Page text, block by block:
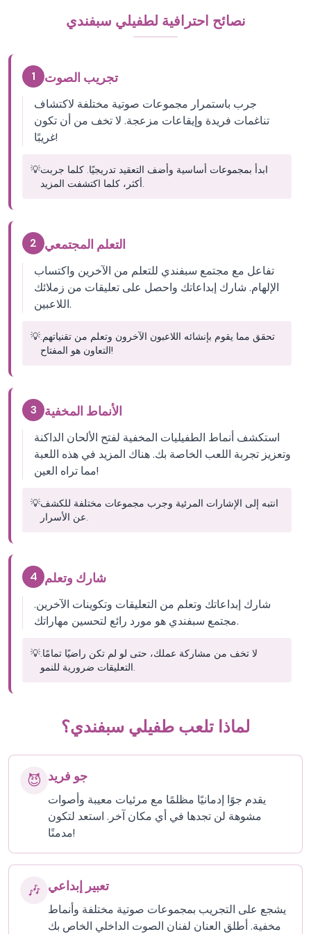
نصائح احترافية لطفيلي سبفندي
1 تجريب الصوت
جرب باستمرار مجموعات صوتية مختلفة لاكتشاف
تناغمات فريدة وإيقاعات مزعجة. لا تخف من أن تكون
غريبًا!
💡ابدأ بمجموعات أساسية وأضف التعقيد تدريجيًا. كلما جربت
أكثر، كلما اكتشفت المزيد.
2 التعلم المجتمعي
تفاعل مع مجتمع سبفندي للتعلم من الآخرين واكتساب
الإلهام. شارك إبداعاتك واحصل على تعليقات من زملائك
اللاعبين.
💡تحقق مما يقوم بإنشائه اللاعبون الآخرون وتعلم من تقنياتهم.
التعاون هو المفتاح!
3 الأنماط المخفية
استكشف أنماط الطفيليات المخفية لفتح الألحان الداكنة
وتعزيز تجربة اللعب الخاصة بك. هناك المزيد في هذه اللعبة
مما تراه العين!
💡انتبه إلى الإشارات المرئية وجرب مجموعات مختلفة للكشف
عن الأسرار.
4 شارك وتعلم
شارك إبداعاتك وتعلم من التعليقات وتكوينات الآخرين.
مجتمع سبفندي هو مورد رائع لتحسين مهاراتك.
💡لا تخف من مشاركة عملك، حتى لو لم تكن راضيًا تمامًا.
التعليقات ضرورية للنمو.
لماذا تلعب طفيلي سبفندي؟
😈 جو فريد
يقدم جوًا إدمانيًا مظلمًا مع مرئيات معيبة وأصوات
مشوهة لن تجدها في أي مكان آخر. استعد لتكون
مدمنًا!
🎶 تعبير إبداعي
يشجع على التجريب بمجموعات صوتية مختلفة وأنماط
مخفية. أطلق العنان لفنان الصوت الداخلي الخاص بك